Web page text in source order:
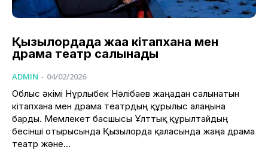
Қызылордада жаңа кітапхана мен
драма театр салынады
ADMIN - 04/02/2026
Облыс әкімі Нұрлыбек Нәлібаев жаңадан салынатын
кітапхана мен драма театрдың құрылыс алаңына
барды. Мемлекет басшысы Ұлттық құрылтайдың
бесінші отырысында Қызылорда қаласында жаңа драма
театр және...